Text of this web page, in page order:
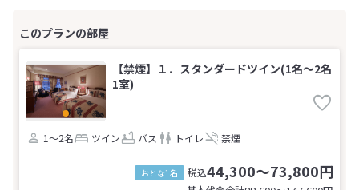
【禁煙】１．スタンダードツイン(1名～2名
1室)
1～2名 ツイン バス トイレ 禁煙
おとな1名 税込44,300～73,800円